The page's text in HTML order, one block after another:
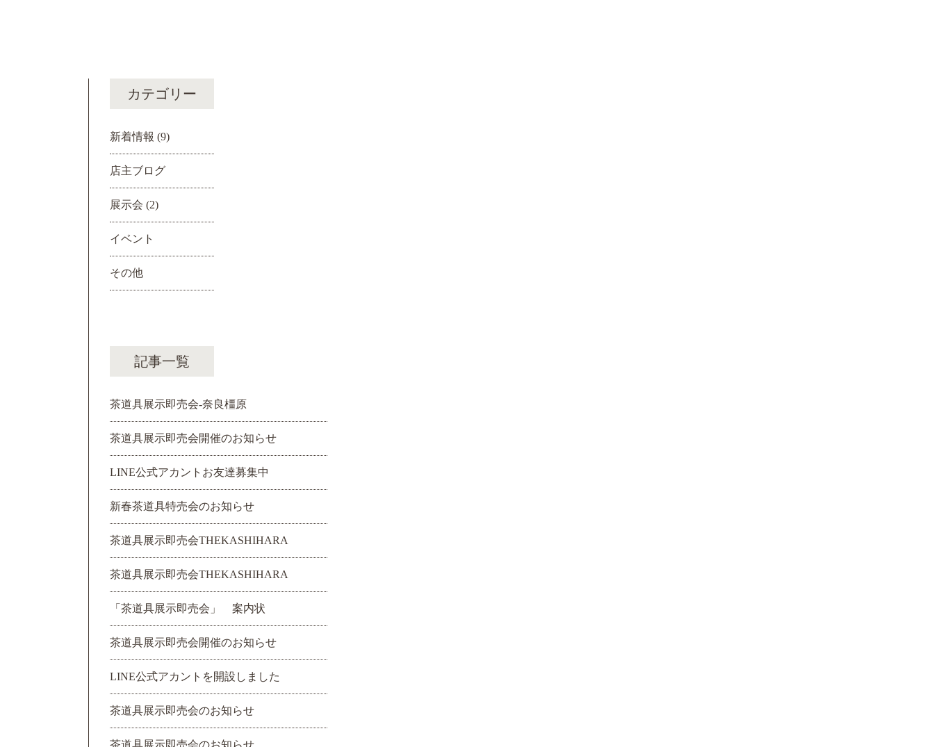
カテゴリー
新着情報 (9)
店主ブログ
展示会 (2)
イベント
その他
記事一覧
茶道具展示即売会-奈良橿原
茶道具展示即売会開催のお知らせ
LINE公式アカントお友達募集中
新春茶道具特売会のお知らせ
茶道具展示即売会THEKASHIHARA
茶道具展示即売会THEKASHIHARA
「茶道具展示即売会」 案内状
茶道具展示即売会開催のお知らせ
LINE公式アカントを開設しました
茶道具展示即売会のお知らせ
茶道具展示即売会のお知らせ